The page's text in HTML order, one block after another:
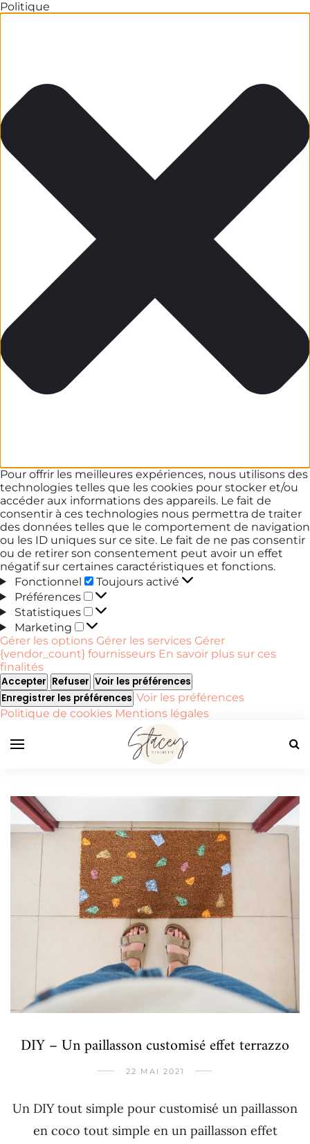
Politique
Pour offrir les meilleures expériences, nous utilisons des
technologies telles que les cookies pour stocker et/ou
accéder aux informations des appareils. Le fait de
consentir à ces technologies nous permettra de traiter
des données telles que le comportement de navigation
ou les ID uniques sur ce site. Le fait de ne pas consentir
ou de retirer son consentement peut avoir un effet
négatif sur certaines caractéristiques et fonctions.
Fonctionnel
Fonctionnel
Toujours activé
Préférences
Préférences
Statistiques
Statistiques
Marketing
Marketing
Gérer les options Gérer les services Gérer
{vendor_count} fournisseurs En savoir plus sur ces
finalités
Accepter Refuser Voir les préférences
Enregistrer les préférences Voir les préférences
Politique de cookies Mentions légales
DIY – Un paillasson customisé effet terrazzo
22 MAI 2021
Un DIY tout simple pour customisé un paillasson
en coco tout simple en un paillasson effet